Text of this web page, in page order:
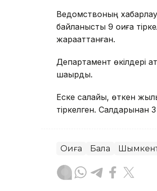
Ведомствоның
байланысты 9 оқиға
жарақаттанған.
Департамент өкілдері
шақырды.
Еске салайық, өткен
тіркелген. Салдарынан 3
Оқиға Бала